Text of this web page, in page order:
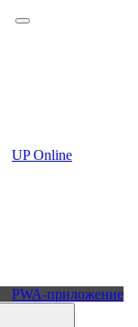
UP Online
PWA-приложение